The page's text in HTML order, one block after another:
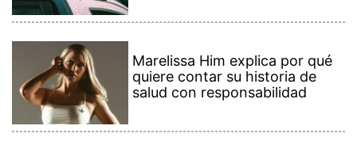
Marelissa Him explica por qué
quiere contar su historia de
salud con responsabilidad